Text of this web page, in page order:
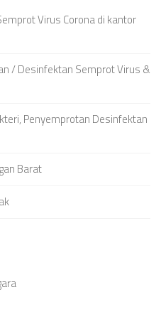
Virus Corona di kantor
/ Desinfektan Semprot Virus &
Penyemprotan Desinfektan
Barat